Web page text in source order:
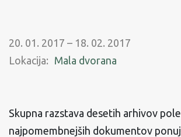
20. 01. 2017 – 18. 02. 2017
Lokacija: Mala dvorana
Skupna razstava desetih arhivov
najpomembnejših dokumentov